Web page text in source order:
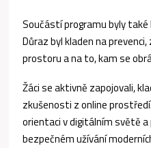
Součástí programu byly
Důraz byl kladen na
prostoru a na to, kam se
Žáci se aktivně zapojovali,
zkušenosti z online
orientaci v digitálním světě a
bezpečném užívání